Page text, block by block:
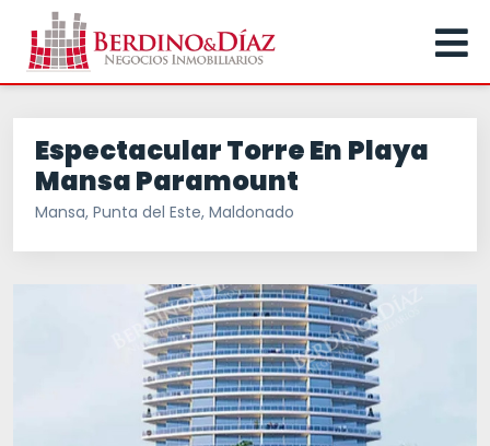
Espectacular Torre En Playa
Mansa Paramount
Mansa, Punta del Este, Maldonado